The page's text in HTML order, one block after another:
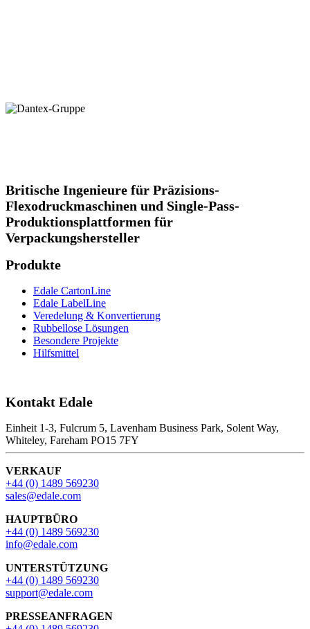
Britische Ingenieure für Präzisions-
Flexodruckmaschinen und Single-Pass-
Produktionsplattformen für
Verpackungshersteller
Produkte
Edale CartonLine
Edale LabelLine
Veredelung & Konvertierung
Rubbellose Lösungen
Besondere Projekte
Hilfsmittel
Kontakt Edale
Einheit 1-3, Fulcrum 5, Lavenham Business Park, Solent Way,
Whiteley, Fareham PO15 7FY
VERKAUF
+44 (0) 1489 569230
sales@edale.com
HAUPTBÜRO
+44 (0) 1489 569230
info@edale.com
UNTERSTÜTZUNG
+44 (0) 1489 569230
support@edale.com
PRESSEANFRAGEN